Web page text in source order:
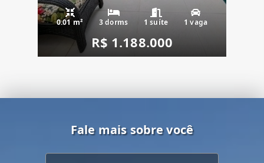
0.01 m² 3 dorms 1 suíte 1 vaga
R$ 1.188.000
Fale mais sobre você